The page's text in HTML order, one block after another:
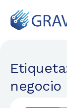
negocio